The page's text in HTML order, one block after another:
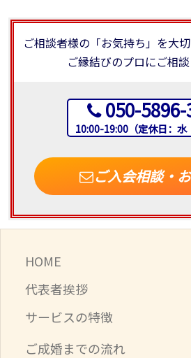
ご相談者様の「お気持ち」を大切
ご縁結びのプロにご相談
050-5896-
10:00-19:00（定休日：水
ご入会相談・
HOME
代表者挨拶
サービスの特徴
ご成婚までの流れ